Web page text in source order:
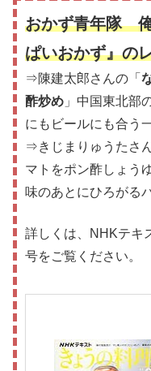
おかず青年隊
ぱいおかず』の
⇒陳建太郎さんの「
酢炒め 」中国東北部
にもビールにも合う
⇒きじまりゅうたさ
マトをポン酢しょう
味のあとにひろがる
詳しくは、NHKテキ
号をご覧ください。